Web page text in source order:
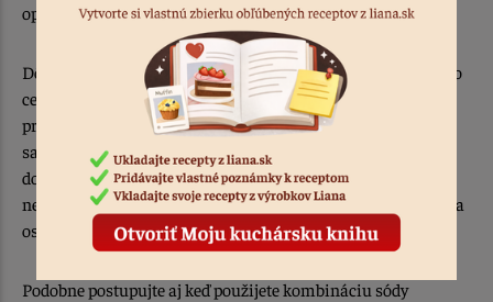
opláchnuť a môžete piecť v čistom.
Dôkladnejšie vyčistenie dosiahnete s pomocou jedlej sódy, no
celý proces zaberie viac času. Do hrnca nalejte 4 litre vody,
pridajte 3 PL
Sódy bikarbóny Lianaa 3 PL klasického
saponátu. Ponorte do nich formy a začnite variť. Po
dosiahnutí bodu varu, varte ešte 5 minút. Po odstavení
nechajte pôsobiť v roztoku ešte 20 minuť. Formu opláchnite a
osušte.
Podobne postupujte aj keď použijete kombináciu sódy